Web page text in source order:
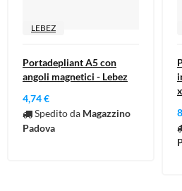
LEBEZ
Portadepliant A5 con
angoli magnetici - Lebez
4,74 €
Spedito da Magazzino
Padova